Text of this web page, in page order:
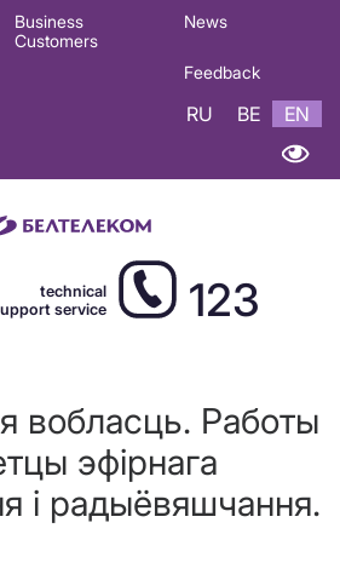
Business
Customers
News
Feedback
RU BE EN
technical
service
123
вобласць. Работы
эфірнага
і радыёвяшчання.